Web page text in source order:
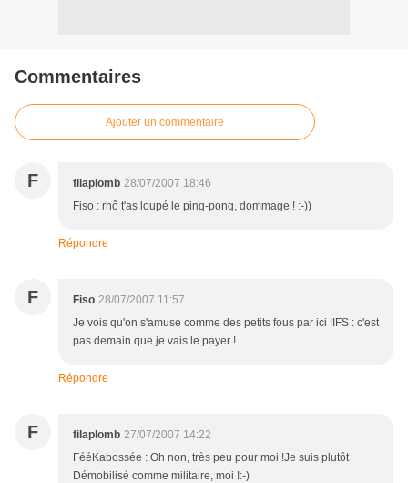
Commentaires
Ajouter un commentaire
F filaplomb 28/07/2007 18:46
Fiso : rhô t'as loupé le ping-pong, dommage ! :-))
Répondre
F Fiso 28/07/2007 11:57
Je vois qu'on s'amuse comme des petits fous par ici !IFS : c'est
pas demain que je vais le payer !
Répondre
F filaplomb 27/07/2007 14:22
FééKabossée : Oh non, très peu pour moi !Je suis plutôt
Démobilisé comme militaire, moi !:-)